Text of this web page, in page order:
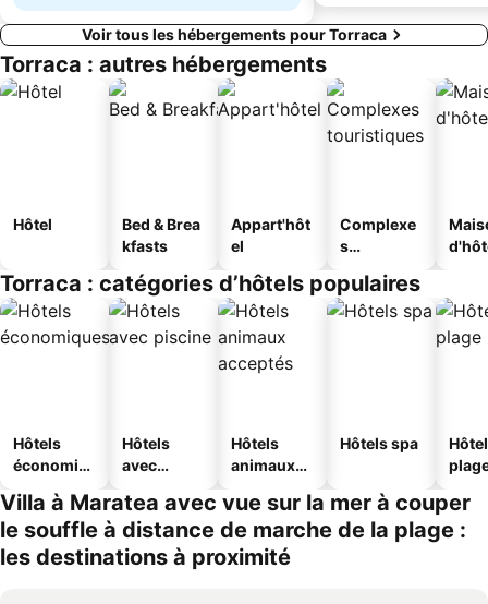
Voir tous les hébergements pour Torraca
Torraca : autres hébergements
Hôtel
Bed & Brea
kfasts
Appart'hôt
el
Complexe
s
s
Torraca : catégories d’hôtels populaires
Hôtels
économiq
Hôtels
avec
Hôtels
animaux
Hôtels spa
Villa à Maratea avec vue sur la mer à couper
le souffle à distance de marche de la plage :
les destinations à proximité